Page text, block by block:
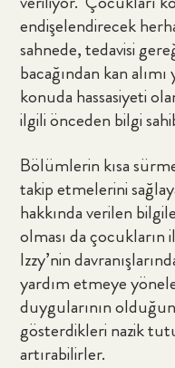
endişelendirecek
sahnede, tedavisi
bacağından kan
konuda hassasiyeti
ilgili önceden bilgi
Bölümlerin kısa
takip etmelerini
hakkında verilen
olması da
Izzy’nin
yardım etmeye
duygularının
gösterdikleri nazik
artırabilirler.